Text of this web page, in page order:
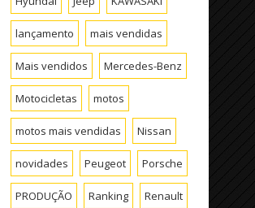
lançamento mais vendidas
Mais vendidos Mercedes-Benz
Motocicletas motos
motos mais vendidas Nissan
novidades Peugeot Porsche
PRODUÇÃO Ranking Renault